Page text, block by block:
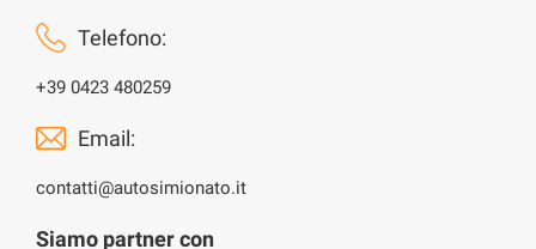
Telefono:
+39 0423 480259
Email:
contatti@autosimionato.it
Siamo partner con